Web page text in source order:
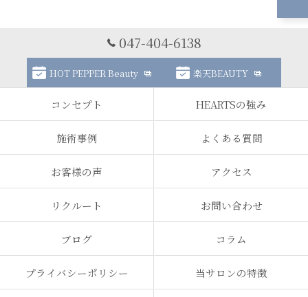
047-404-6138
HOT PEPPER Beauty 楽天BEAUTY
コンセプト HEARTSの強み
施術事例 よくある質問
お客様の声 アクセス
リクルート お問い合わせ
ブログ コラム
プライバシーポリシー 当サロンの特徴